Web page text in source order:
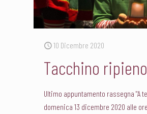
10 Dicembre 2020
Tacchino ripieno
Ultimo appuntamento rassegna "A
domenica 13 dicembre 2020 alle